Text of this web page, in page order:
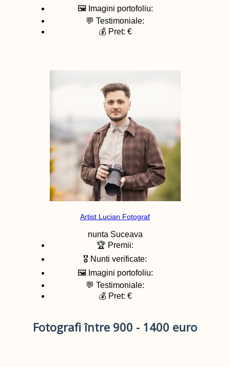
🖼️ Imagini portofoliu:
💬 Testimoniale:
💰 Pret: €
Artist Lucian Fotograf
nunta Suceava
🏆 Premii:
🎖️ Nunti verificate:
🖼️ Imagini portofoliu:
💬 Testimoniale:
💰 Pret: €
Fotografi între 900 - 1400 euro